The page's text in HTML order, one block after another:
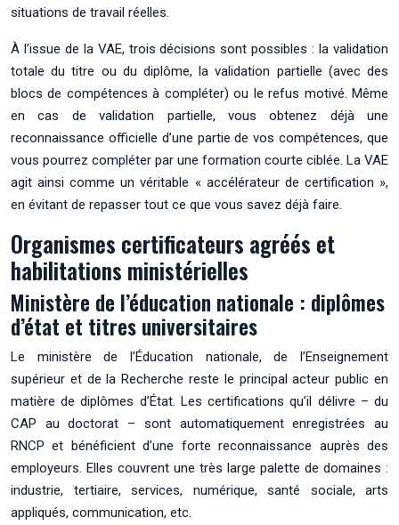
situations de travail réelles.
À l’issue de la VAE, trois décisions sont possibles : la validation
totale du titre ou du diplôme, la validation partielle (avec des
blocs de compétences à compléter) ou le refus motivé. Même
en cas de validation partielle, vous obtenez déjà une
reconnaissance officielle d’une partie de vos compétences, que
vous pourrez compléter par une formation courte ciblée. La VAE
agit ainsi comme un véritable « accélérateur de certification »,
en évitant de repasser tout ce que vous savez déjà faire.
Organismes certificateurs agréés et
habilitations ministérielles
Ministère de l’éducation nationale : diplômes
d’état et titres universitaires
Le ministère de l’Éducation nationale, de l’Enseignement
supérieur et de la Recherche reste le principal acteur public en
matière de diplômes d’État. Les certifications qu’il délivre – du
CAP au doctorat – sont automatiquement enregistrées au
RNCP et bénéficient d’une forte reconnaissance auprès des
employeurs. Elles couvrent une très large palette de domaines :
industrie, tertiaire, services, numérique, santé sociale, arts
appliqués, communication, etc.